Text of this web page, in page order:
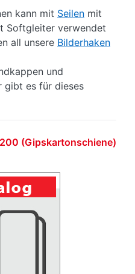
kann mit Seilen mit
Softgleiter verwendet
all unsere Bilderhaken
und
gibt es für dieses
(Gipskartonschiene)